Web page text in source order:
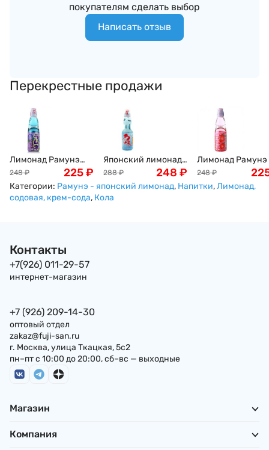
покупателям сделать выбор
Написать отзыв
Перекрестные продажи
Лимонад Рамунэ
черничный вкус
Ramune Hata Kousen,
200мл, Япония
248 ₽ 225₽
Японский лимонад
Рамунэ "Вкус
Японии" Ramune
Hata Kousen,
288 ₽ 248 ₽
Лимонад Рамунэ
клубникой
Hata Kousen,
248 ₽
Категории: Рамунэ - японский лимонад, Напитки,Лимонад,
содовая, крем-сода, Кола
Контакты
+7(926) 011-29-57
интернет-магазин
+7 (926) 209-14-30
оптовый отдел
zakaz@fuji-san.ru
г. Москва, улица Ткацкая, 5с2
пн–пт с 10:00 до 20:00, сб–вс — выходные
Магазин
Компания